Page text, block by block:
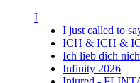
I
I just called to
ICH & ICH &
Ich lieb dich
Infinity 2026